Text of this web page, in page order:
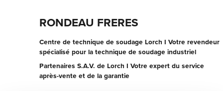
RONDEAU FRERES
Centre de technique de soudage Lorch I Votre revendeur
spécialisé pour la technique de soudage industriel
Partenaires S.A.V. de Lorch I Votre expert du service
après-vente et de la garantie